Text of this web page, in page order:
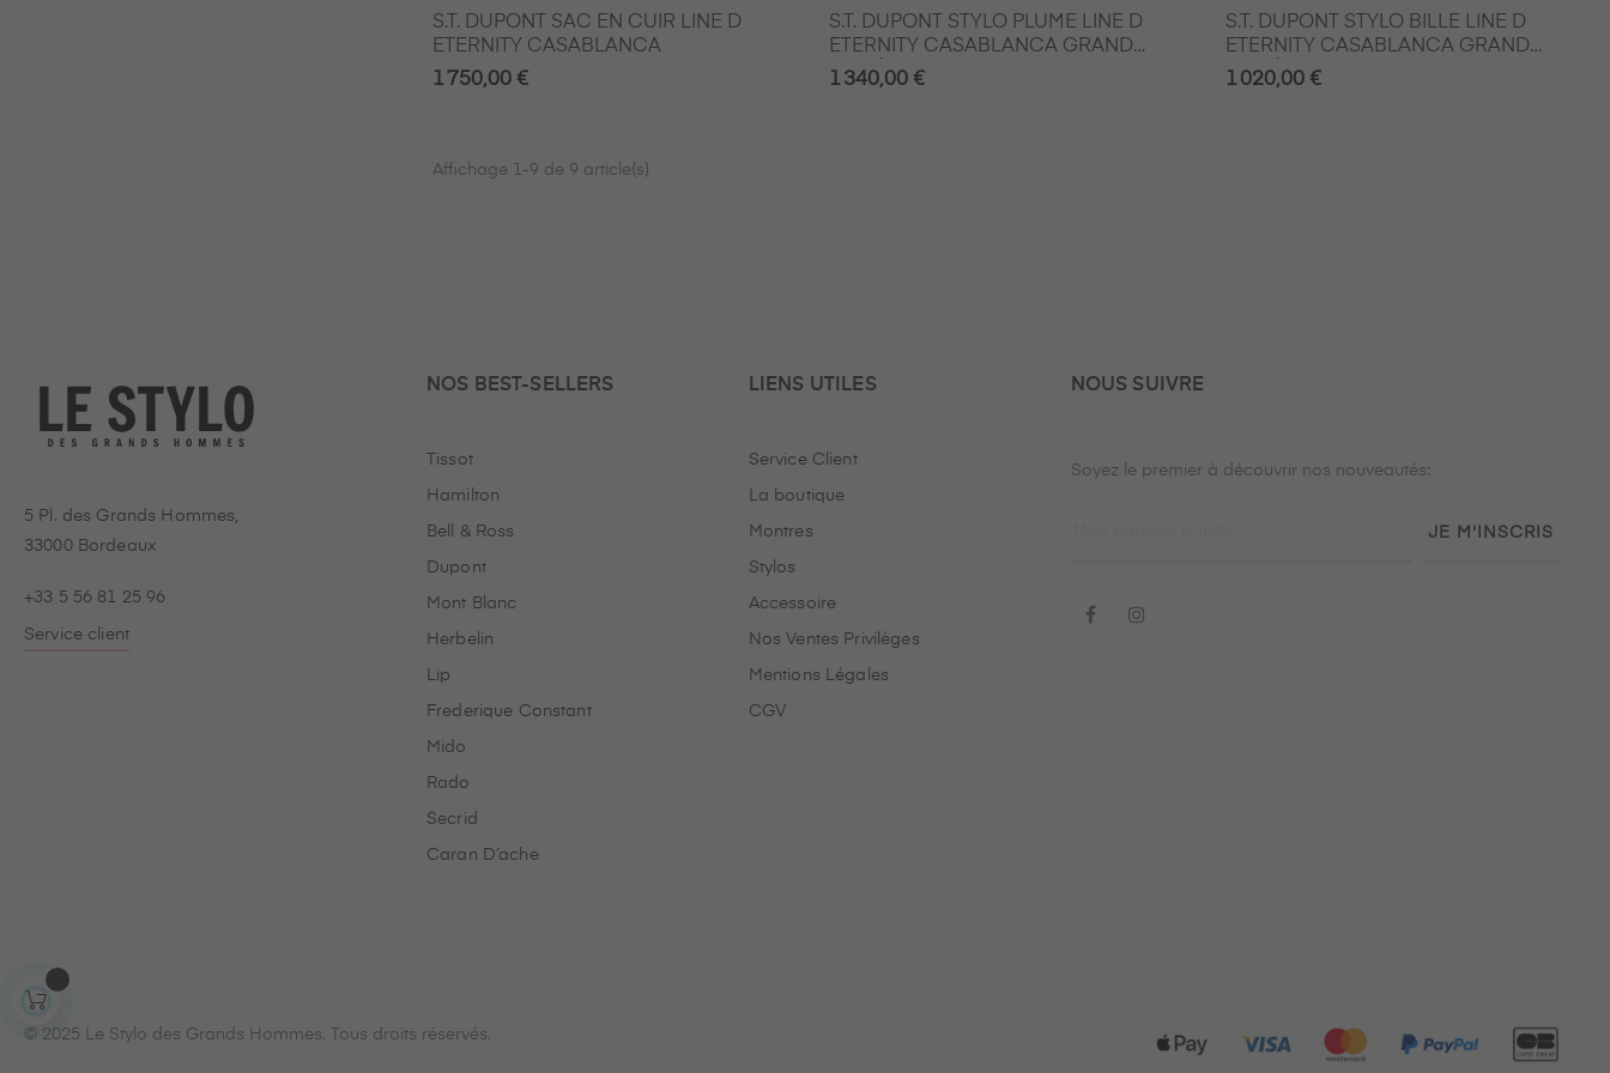
S.T. DUPONT SAC EN CUIR LINE D
ETERNITY CASABLANCA
1 750,00 €
S.T. DUPONT STYLO PLUME LINE D
ETERNITY CASABLANCA GRAND
MODÈL
1 340,00 €
S.T. DUPONT STYLO BILLE LINE D
ETERNITY CASABLANCA GRAND
MODÈLE
1 020,00 €
Affichage 1-9 de 9 article(s)
5 Pl. des Grands Hommes,
33000 Bordeaux
+33 5 56 81 25 96
Service client
NOS BEST-SELLERS
Tissot
Hamilton
Bell & Ross
Dupont
Mont Blanc
Herbelin
Lip
Frederique Constant
Mido
Rado
Secrid
Caran D’ache
LIENS UTILES
Service Client
La boutique
Montres
Stylos
Accessoire
Nos Ventes Privilèges
Mentions Légales
CGV
NOUS SUIVRE
Soyez le premier à découvrir nos nouveautés:
JE M'INSCRIS
Facebook
© 2025 Le Stylo des Grands Hommes. Tous droits réservés.